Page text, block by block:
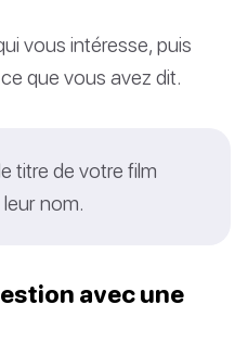
vous intéresse, puis
que vous avez dit.
titre de votre film
nom.
avec une